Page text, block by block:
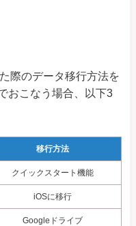
際のデータ移行方法を
おこなう場合、以下3
移行方法
クイックスタート機能
iOSに移行
Googleドライブ